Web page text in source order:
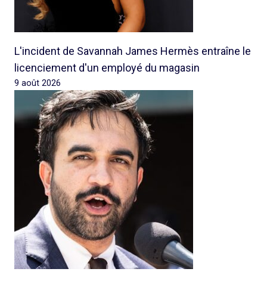
L'incident de Savannah James Hermès entraîne le
licenciement d'un employé du magasin
9 août 2026